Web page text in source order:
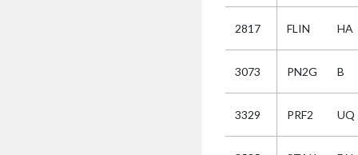
2817 FLIN HA
3073 PN2G B
3329 PRF2 UQ